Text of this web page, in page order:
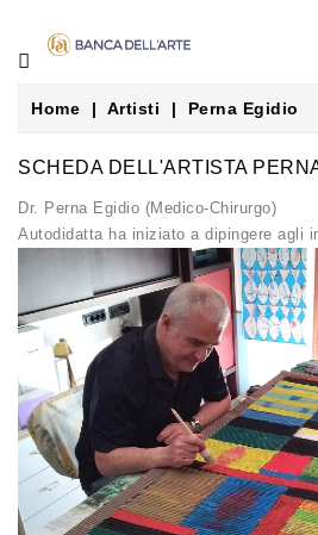
LA
PITTURA
SCULTURA
GLI
ARTISTI
NEGOZI
CONTATTACI
LE
NOSTRE
GUIDE
Home Artisti Perna Egidio
SCHEDA DELL'ARTISTA
Dr. Perna Egidio (Medico-Chirurgo)
Autodidatta ha iniziato a dipingere agli